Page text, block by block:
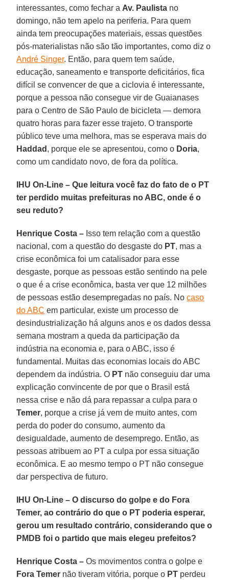
interessantes, como fechar a Av. Paulista no
domingo, não tem apelo na periferia. Para quem
ainda tem preocupações materiais, essas questões
pós-materialistas não são tão importantes, como diz o
André Singer. Então, para quem tem saúde,
educação, saneamento e transporte deficitários, fica
difícil se convencer de que a ciclovia é interessante,
porque a pessoa não consegue vir de Guaianases
para o Centro de São Paulo de bicicleta — demora
quatro horas para fazer esse trajeto. O transporte
público teve uma melhora, mas se esperava mais do
Haddad , porque ele se apresentou, como o Doria,
como um candidato novo, de fora da política.
IHU On-Line – Que leitura você faz do fato de o PT
ter perdido muitas prefeituras no ABC, onde é o
seu reduto?
Henrique Costa – Isso tem relação com a questão
nacional, com a questão do desgaste do PT, mas a
crise econômica foi um catalisador para esse
desgaste, porque as pessoas estão sentindo na pele
o que é a crise econômica, basta ver que 12 milhões
de pessoas estão desempregadas no país. Nocaso
do ABC em particular, existe um processo de
desindustrialização há alguns anos e os dados dessa
semana mostram a queda da participação da
indústria na economia e, para o ABC, isso é
fundamental. Muitas das economias locais do ABC
dependem da indústria. O PT não conseguiu dar uma
explicação convincente de por que o Brasil está
nessa crise e não dá para repassar a culpa para o
Temer, porque a crise já vem de muito antes, com
perda do poder do consumo, aumento da
desigualdade, aumento de desemprego. Então, as
pessoas atribuem ao PT a culpa por essa situação
econômica. E ao mesmo tempo o PT não consegue
dar perspectiva de futuro.
IHU On-Line – O discurso do golpe e do Fora
Temer, ao contrário do que o PT poderia esperar,
gerou um resultado contrário, considerando que o
PMDB foi o partido que mais elegeu prefeitos?
Henrique Costa – Os movimentos contra o golpe e
Fora Temer não tiveram vitória, porque o PT perdeu